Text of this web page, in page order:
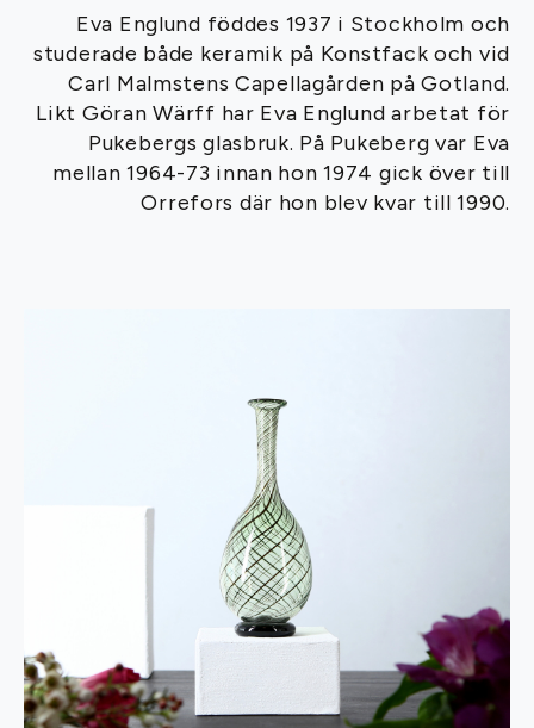
Eva Englund föddes 1937 i Stockholm och
studerade både keramik på Konstfack och vid
Carl Malmstens Capellagården på Gotland.
Likt Göran Wärff har Eva Englund arbetat för
Pukebergs glasbruk. På Pukeberg var Eva
mellan 1964-73 innan hon 1974 gick över till
Orrefors där hon blev kvar till 1990.